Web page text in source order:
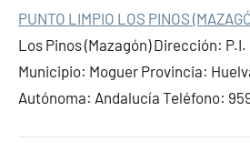
PUNTO LIMPIO LOS PINOS
Los Pinos (Mazagón) Dirección:
Municipio: Moguer Provincia:
Autónoma: Andalucía Teléfono: